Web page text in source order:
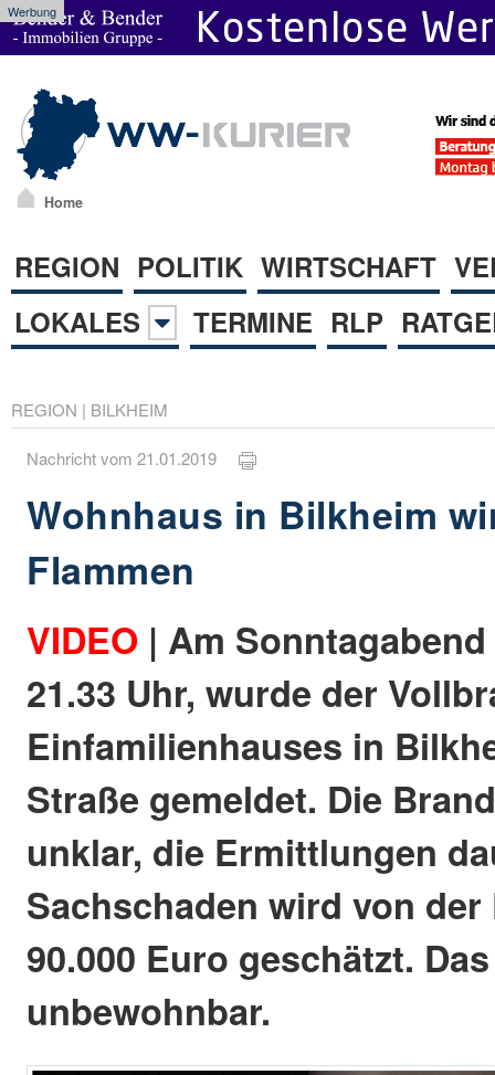
Werbung
Home
REGION POLITIK WIRTSCHAFT
LOKALES
TERMINE RLP
REGION | BILKHEIM
Nachricht vom 21.01.2019
Wohnhaus in Bilkheim
Flammen
VIDEO | Am
21.33 Uhr, wurde der
Einfamilienhauses in
Straße gemeldet. Die
unklar, die Ermittlungen
Sachschaden wird von
90.000 Euro geschätzt.
unbewohnbar.